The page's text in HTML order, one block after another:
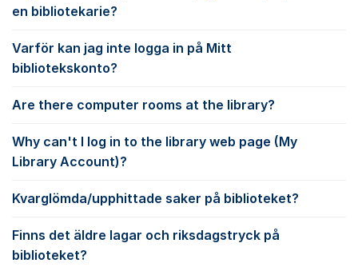
en bibliotekarie?
Varför kan jag inte logga in på Mitt
bibliotekskonto?
Are there computer rooms at the library?
Why can't I log in to the library web page (My
Library Account)?
Kvarglömda/upphittade saker på biblioteket?
Finns det äldre lagar och riksdagstryck på
biblioteket?